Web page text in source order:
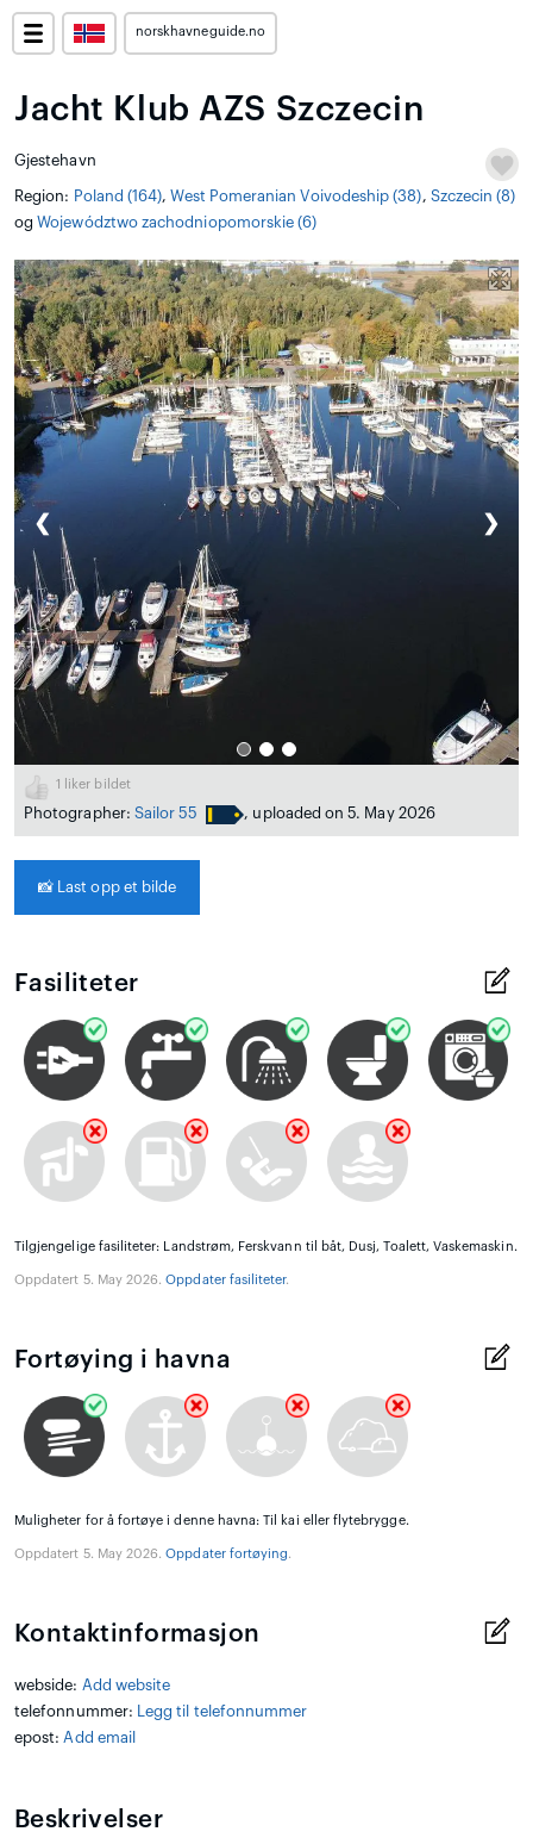
norskhavneguide.no
Jacht Klub AZS Szczecin
Gjestehavn
Region: Poland (164),West Pomeranian Voivodeship (38), Szczecin (8)
ogWojewództwo zachodniopomorskie (6)
❮ ❯
1 liker bildet
Photographer: Sailor 55 , uploaded on 5. May 2026
📸 Last opp et bilde
Fasiliteter
Tilgjengelige fasiliteter: Landstrøm, Ferskvann til båt, Dusj, Toalett, Vaskemaskin.
Oppdatert 5. May 2026.Oppdater fasiliteter.
Fortøying i havna
Muligheter for å fortøye i denne havna: Til kai eller flytebrygge.
Oppdatert 5. May 2026.Oppdater fortøying.
Kontaktinformasjon
webside: Add website
telefonnummer:
Legg til telefonnummer
epost: Add email
Beskrivelser